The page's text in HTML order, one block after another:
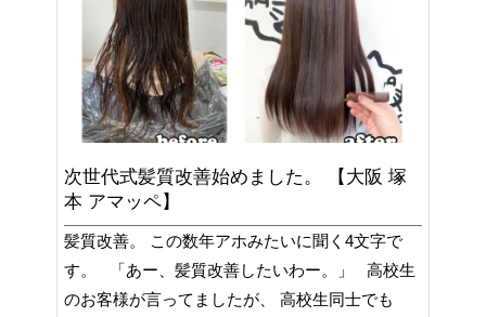
次世代式髪質改善始めました。 【大阪 塚
本 アマッペ】
髪質改善。 この数年アホみたいに聞く4文字で
す。 「あー、髪質改善したいわー。」 高校生
のお客様が言ってましたが、 高校生同士でも